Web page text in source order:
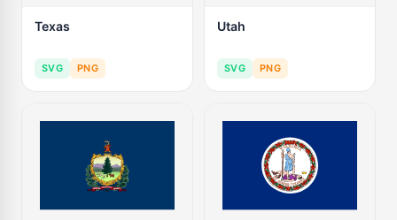
Texas
SVG PNG
Utah
SVG PNG